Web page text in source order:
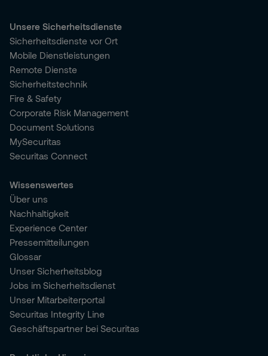
Unsere Sicherheitsdienste
Sicherheitsdienste vor Ort
Mobile Dienstleistungen
Remote Dienste
Sicherheitstechnik
Fire & Safety
Corporate Risk Management
Document Solutions
MySecuritas
Securitas Connect
Wissenswertes
Über uns
Nachhaltigkeit
Experience Center
Pressemitteilungen
Glossar
Unser Sicherheitsblog
Jobs im Sicherheitsdienst
Unser Mitarbeiterportal
Securitas Integrity Line
Geschäftspartner bei Securitas